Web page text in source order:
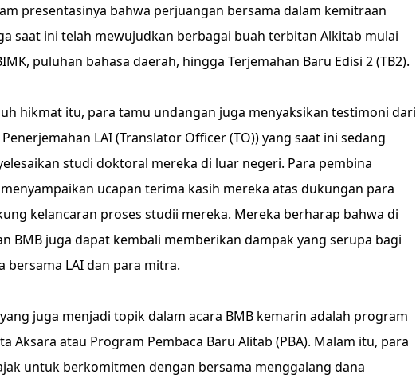
presentasinya bahwa perjuangan bersama dalam kemitraan
saat ini telah mewujudkan berbagai buah terbitan Alkitab mulai
puluhan bahasa daerah, hingga Terjemahan Baru Edisi 2 (TB2).
hikmat itu, para tamu undangan juga menyaksikan testimoni dari
LAI (Translator Officer (TO)) yang saat ini sedang
studi doktoral mereka di luar negeri. Para pembina
ucapan terima kasih mereka atas dukungan para
kelancaran proses studii mereka. Mereka berharap bahwa di
BMB juga dapat kembali memberikan dampak yang serupa bagi
bersama LAI dan para mitra.
juga menjadi topik dalam acara BMB kemarin adalah program
Aksara atau Program Pembaca Baru Alitab (PBA). Malam itu, para
untuk berkomitmen dengan bersama menggalang dana